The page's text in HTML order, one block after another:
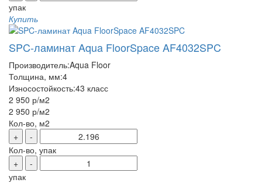
упак
Купить
SPC-ламинат Aqua FloorSpace AF4032SPC
Производитель:Aqua Floor
Толщина, мм:4
Износостойкость:43 класс
2 950 р/м2
2 950 р/м2
Кол-во, м2
+
-
Кол-во, упак
+
-
упак